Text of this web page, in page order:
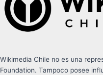
Wikimedia Chile no es una
Foundation. Tampoco posee